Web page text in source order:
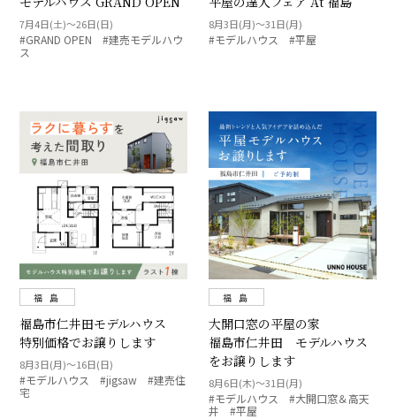
7月4日(土)～26日(日)
#GRAND OPEN #建売モデルハウ
ス
8月3日(月)～31日(月)
#モデルハウス #平屋
福 島
福島市仁井田モデルハウス
特別価格でお譲りします
8月3日(月)～16日(日)
#モデルハウス #jigsaw #建売住
宅
福 島
大開口窓の平屋の家
福島市仁井田 モデルハウス
をお譲りします
8月6日(木)～31日(月)
#モデルハウス #大開口窓＆高天
井 #平屋